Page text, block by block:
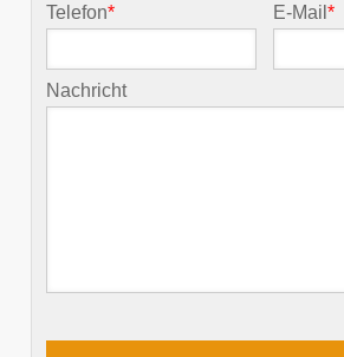
Telefon* E-Mail*
Nachricht